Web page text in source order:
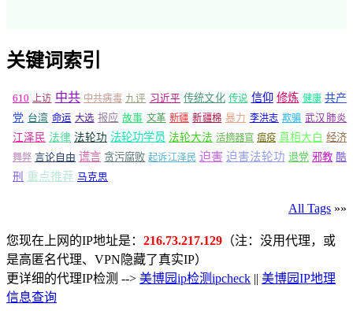
关键词索引
610 上访 中共 中共病毒 九评 习近平 传统文化 传说 信仰 修炼 健康 共产
党 台湾 命运 大选 报应 故事 文革 新疆 新疆棉 暴力 李洪志 欺骗 武汉肺炎
江泽民 法律 法轮功 法轮功学员 法轮大法 活摘器官 瘟疫 真相大白 经济
舞弊 言论自由 谎言 贪污腐败 起诉江泽民 迫害 迫害法轮功 退党 邪教 酷
刑 重点推荐 马克思
All Tags »»
您现在上网的IP地址是： 216.73.217.129 （注：没用代理，或
是高匿名代理、VPN隐藏了真实IP）
更详细的代理IP检测 --> 美博园ip检测ipcheck || 美博园IP地理
信息查询